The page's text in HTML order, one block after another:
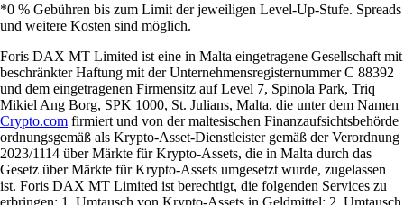
*0 % Gebühren bis zum Limit der jeweiligen Level-Up-Stufe. Spreads
und weitere Kosten sind möglich.
Foris DAX MT Limited ist eine in Malta eingetragene Gesellschaft mit
beschränkter Haftung mit der Unternehmensregisternummer C 88392
und dem eingetragenen Firmensitz auf Level 7, Spinola Park, Triq
Mikiel Ang Borg, SPK 1000, St. Julians, Malta, die unter dem Namen
Crypto.com firmiert und von der maltesischen Finanzaufsichtsbehörde
ordnungsgemäß als Krypto-Asset-Dienstleister gemäß der Verordnung
2023/1114 über Märkte für Krypto-Assets, die in Malta durch das
Gesetz über Märkte für Krypto-Assets umgesetzt wurde, zugelassen
ist. Foris DAX MT Limited ist berechtigt, die folgenden Services zu
erbringen: 1. Umtausch von Krypto-Assets in Geldmittel; 2. Umtausch